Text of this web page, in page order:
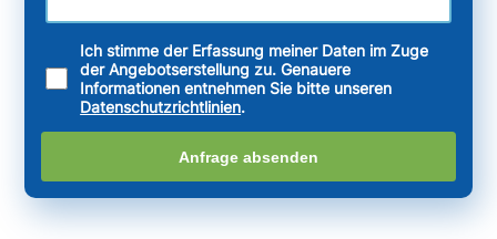
Ich stimme der Erfassung meiner Daten im Zuge
der Angebotserstellung zu. Genauere
Informationen entnehmen Sie bitte unseren
Datenschutzrichtlinien.
Anfrage absenden